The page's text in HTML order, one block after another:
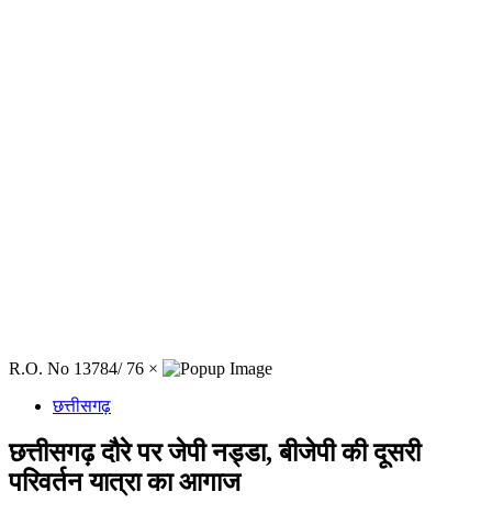
R.O. No 13784/ 76 ×
छत्तीसगढ़
छत्तीसगढ़ दौरे पर जेपी नड्डा, बीजेपी की दूसरी
परिवर्तन यात्रा का आगाज